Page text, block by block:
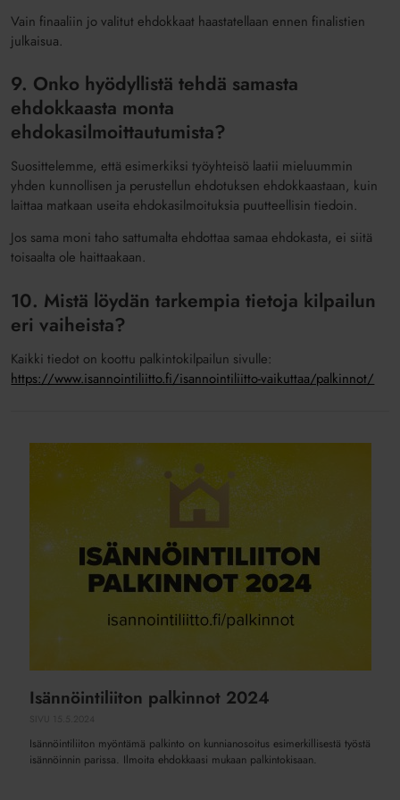
Vain finaaliin jo valitut ehdokkaat haastatellaan ennen finalistien
julkaisua.
9. Onko hyödyllistä tehdä samasta
ehdokkaasta monta
ehdokasilmoittautumista?
Suosittelemme, että esimerkiksi työyhteisö laatii mieluummin
yhden kunnollisen ja perustellun ehdotuksen ehdokkaastaan, kuin
laittaa matkaan useita ehdokasilmoituksia puutteellisin tiedoin.
Jos sama moni taho sattumalta ehdottaa samaa ehdokasta, ei siitä
toisaalta ole haittaakaan.
10. Mistä löydän tarkempia tietoja kilpailun
eri vaiheista?
Kaikki tiedot on koottu palkintokilpailun sivulle:
https://www.isannointiliitto.fi/isannointiliitto-vaikuttaa/palkinnot/
palkinnot
Isännöintiliiton palkinnot 2024
Isännöintiliiton myöntämä palkinto on kunnianosoitus esimerkillisestä työstä
isännöinnin parissa. Ilmoita ehdokkaasi mukaan palkintokisaan.